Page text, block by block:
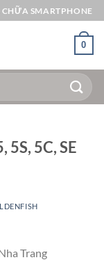
SMARTPHONE
0
5C, SE
Trang